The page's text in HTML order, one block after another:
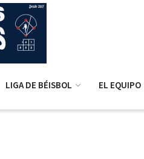
LIGA DE BÉISBOL EL EQUIPO